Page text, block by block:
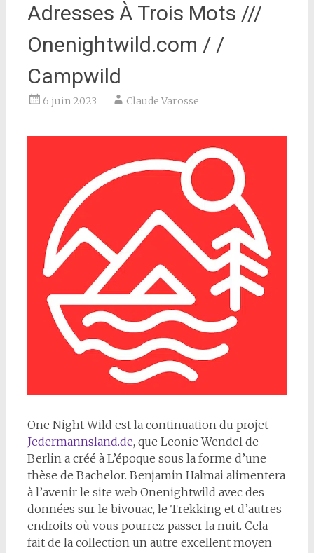
Adresses À Trois Mots ///
Onenightwild.com / /
Campwild
6 juin 2023 Claude Varosse
One Night Wild est la continuation du projet
Jedermannsland.de, que Leonie Wendel de
Berlin a créé à L’époque sous la forme d’une
thèse de Bachelor. Benjamin Halmai alimentera
à l’avenir le site web Onenightwild avec des
données sur le bivouac, le Trekking et d’autres
endroits où vous pourrez passer la nuit. Cela
fait de la collection un autre excellent moyen